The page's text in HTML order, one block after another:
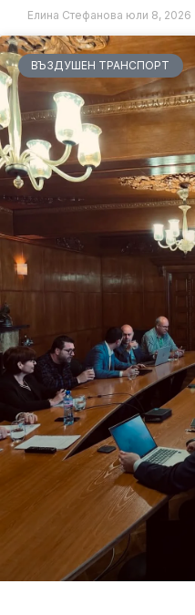
Елина Стефанова юли 8, 2026
ВЪЗДУШЕН ТРАНСПОРТ